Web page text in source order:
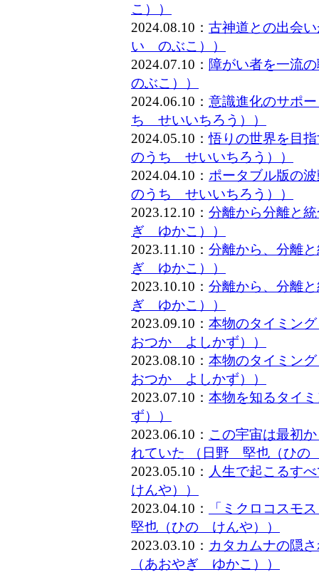
こ））
2024.08.10： 古神道との出会
い のぶこ））
2024.07.10： 障がい者を一流
のぶこ））
2024.06.10： 意識進化のサポ
ち せいいちろう））
2024.05.10：悟りの世界を目
のうち せいいちろう））
2024.04.10： ポータブル版の
のうち せいいちろう））
2023.12.10： 分離から分離と
ぎ ゆかこ））
2023.11.10： 分離から、分離
ぎ ゆかこ））
2023.10.10： 分離から、分離
ぎ ゆかこ））
2023.09.10： 本物のタイミン
おつか よしかず））
2023.08.10： 本物のタイミン
おつか よしかず））
2023.07.10： 本物を知るタイ
ず））
2023.06.10： この宇宙は最初
れていた （日野 堅也（ひの
2023.05.10： 人生で起こるす
けんや））
2023.04.10：
「ミクロコスモ
堅也（ひの けんや））
2023.03.10： カタカムナの隠
（あおやぎ ゆかこ））